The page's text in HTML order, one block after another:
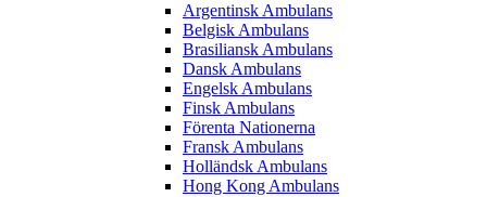
Argentinsk Ambulans
Belgisk Ambulans
Brasiliansk Ambulans
Dansk Ambulans
Engelsk Ambulans
Finsk Ambulans
Förenta Nationerna
Fransk Ambulans
Holländsk Ambulans
Hong Kong Ambulans